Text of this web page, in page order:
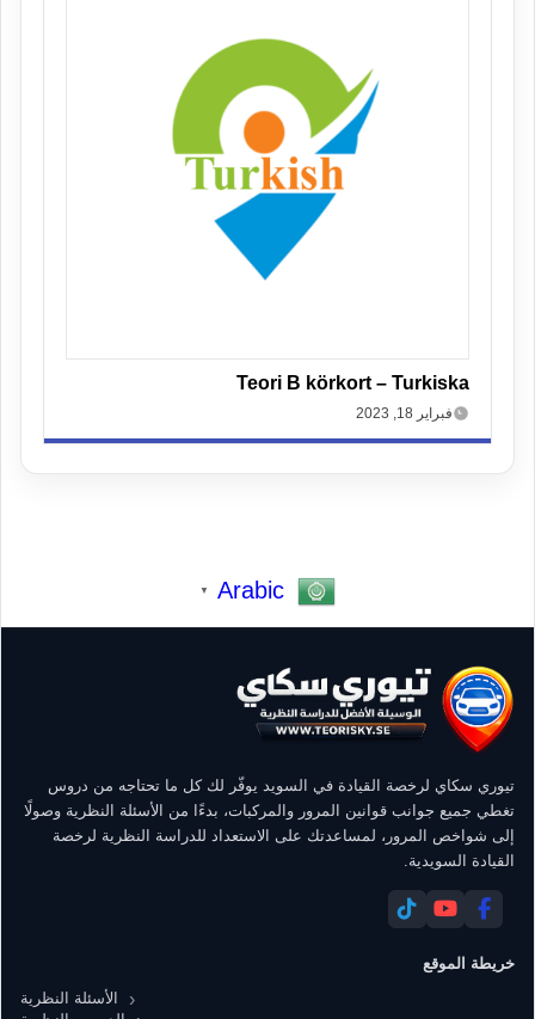
Teori B körkort – Turkiska
فبراير 18, 2023
Arabic
▼
تيوري سكاي لرخصة القيادة في السويد يوفّر لك كل ما تحتاجه من دروس
تغطي جميع جوانب قوانين المرور والمركبات، بدءًا من الأسئلة النظرية وصولًا
إلى شواخص المرور، لمساعدتك على الاستعداد للدراسة النظرية لرخصة
القيادة السويدية.
خريطة الموقع
الأسئلة النظرية